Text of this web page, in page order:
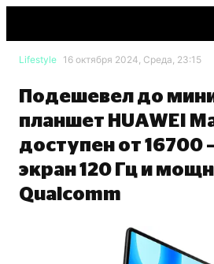
Lifestyle 16 октября 2024, Среда, 23:15
Подешевел до
планшет HUAWEI
доступен от 16700
экран 120 Гц и
Qualcomm